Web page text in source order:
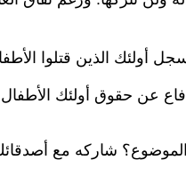
يسجل أولئك الذين قتلوا
عن حقوق أولئك
شاركه مع